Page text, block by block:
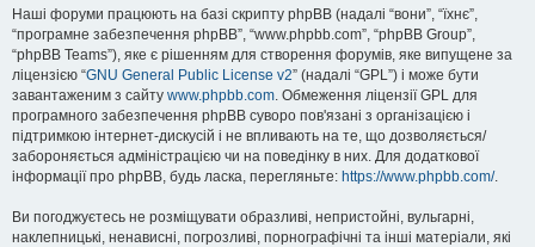
Наші форуми працюють на базі скрипту phpBB (надалі “вони”, “їхнє”,
“програмне забезпечення phpBB”, “www.phpbb.com”, “phpBB Group”,
“phpBB Teams”), яке є рішенням для створення форумів, яке випущене за
ліцензією “GNU General Public License v2” (надалі “GPL”) і може бути
завантаженим з сайту www.phpbb.com. Обмеження ліцензії GPL для
програмного забезпечення phpBB суворо пов'язані з організацією і
підтримкою інтернет-дискусій і не впливають на те, що дозволяється/
забороняється адміністрацією чи на поведінку в них. Для додаткової
інформації про phpBB, будь ласка, перегляньте: https://www.phpbb.com/.
Ви погоджуєтесь не розміщувати образливі, непристойні, вульгарні,
наклепницькі, ненависні, погрозливі, порнографічні та інші матеріали, які